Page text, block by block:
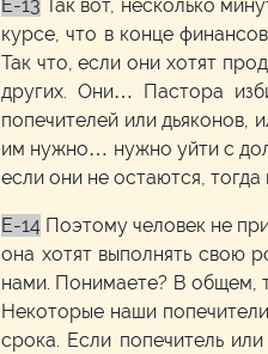
E-13 Так вот, несколько
курсе, что в конце
Так что, если они хотят
других. Они… Пастора
попечителей или дьяконов,
им нужно… нужно уйти с
если они не остаются,
E-14 Поэтому человек не
она хотят выполнять свою
нами. Понимаете? В общем,
Некоторые наши
срока. Если попечитель